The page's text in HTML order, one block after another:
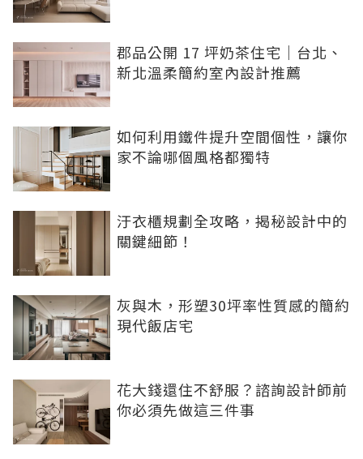
郡品公開 17 坪奶茶住宅｜台北、
新北溫柔簡約室內設計推薦
如何利用鐵件提升空間個性，讓你
家不論哪個風格都獨特
汙衣櫃規劃全攻略，揭秘設計中的
關鍵細節！
灰與木，形塑30坪率性質感的簡約
現代飯店宅
花大錢還住不舒服？諮詢設計師前
你必須先做這三件事